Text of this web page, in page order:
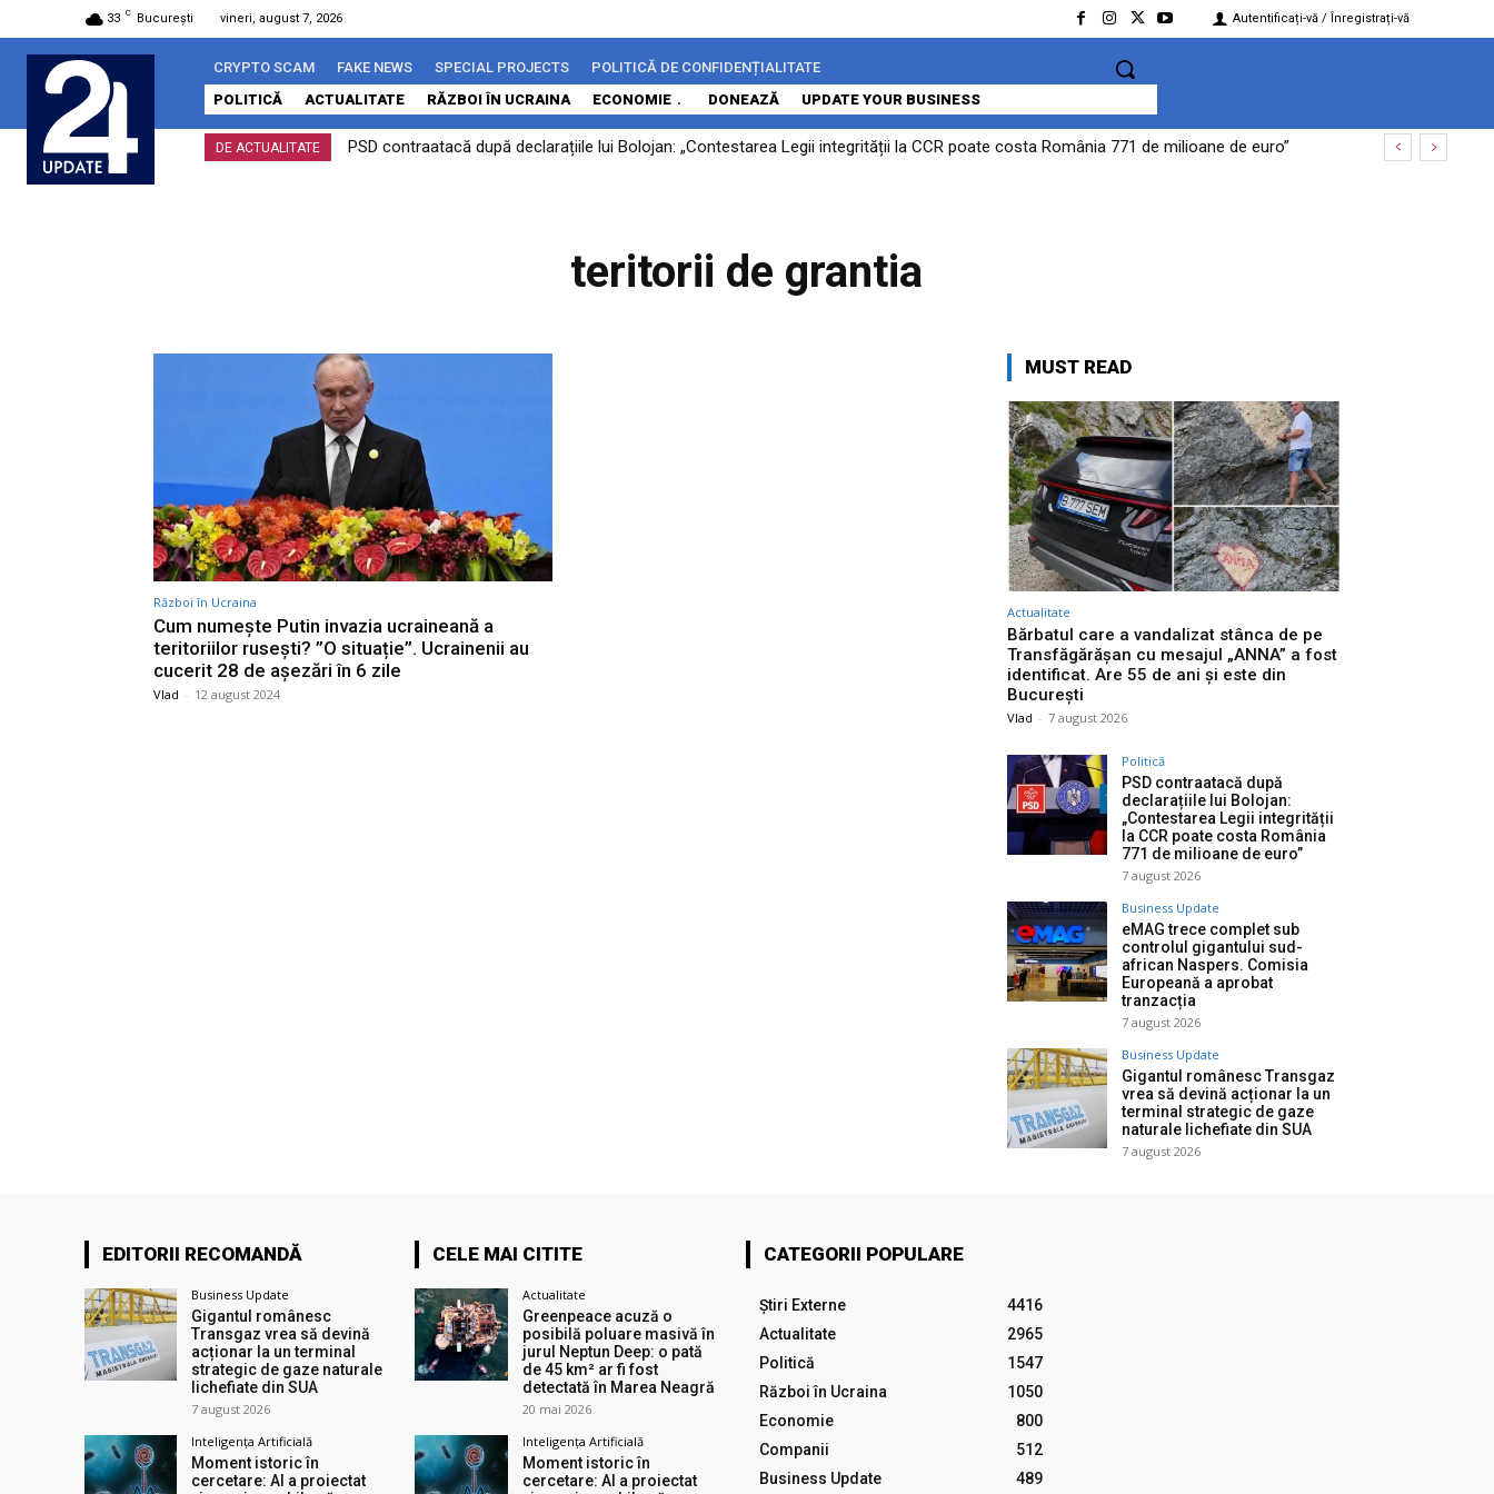
33 C București vineri, august 7, 2026 Autentificați-vă / Înregistrați-vă
CRYPTO SCAM FAKE NEWS SPECIAL PROJECTS
POLITICĂ DE CONFIDENȚIALITATE
POLITICĂ
ACTUALITATE RĂZBOI ÎN UCRAINA ECONOMIE DONEAZĂ UPDATE YOUR BUSINESS
DE ACTUALITATE PSD contraatacă după declarațiile lui Bolojan: „Contestarea Legii integrității la CCR poate costa România 771 de milioane de euro”
teritorii de grantia
Război în Ucraina
Cum numește Putin invazia ucraineană a
teritoriilor rusești? ”O situație”. Ucrainenii au
cucerit 28 de așezări în 6 zile
Vlad - 12 august 2024
MUST READ
Actualitate
Bărbatul care a vandalizat stânca de pe
Transfăgărășan cu mesajul „ANNA” a fost
identificat. Are 55 de ani și este din
București
Vlad - 7 august 2026
Politică
PSD contraatacă după
declarațiile lui Bolojan:
„Contestarea Legii integrității
la CCR poate costa România
771 de milioane de euro”
7 august 2026
Business Update
eMAG trece complet sub
controlul gigantului sud-
african Naspers. Comisia
Europeană a aprobat
tranzacția
7 august 2026
Business Update
Gigantul românesc Transgaz
vrea să devină acționar la un
terminal strategic de gaze
naturale lichefiate din SUA
7 august 2026
EDITORII RECOMANDĂ
Business Update
Gigantul românesc
Transgaz vrea să devină
acționar la un terminal
strategic de gaze naturale
lichefiate din SUA
7 august 2026
Inteligența Artificială
Moment istoric în
cercetare: AI a proiectat
CELE MAI CITITE
Actualitate
Greenpeace acuză o
posibilă poluare masivă în
jurul Neptun Deep: o pată
de 45 km² ar fi fost
detectată în Marea Neagră
20 mai 2026
Inteligența Artificială
Moment istoric în
cercetare: AI a proiectat
CATEGORII POPULARE
Știri Externe
4416
Actualitate
2965
Politică
1547
Război în Ucraina
1050
Economie
800
Companii
512
Business Update
489